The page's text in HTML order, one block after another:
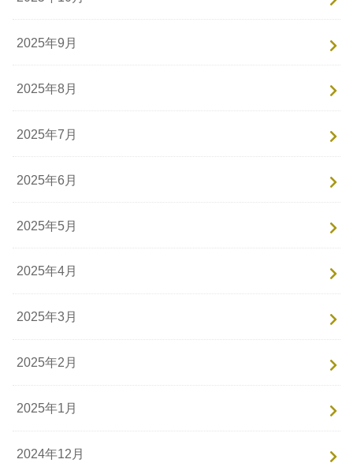
2025年9月
2025年8月
2025年7月
2025年6月
2025年5月
2025年4月
2025年3月
2025年2月
2025年1月
2024年12月